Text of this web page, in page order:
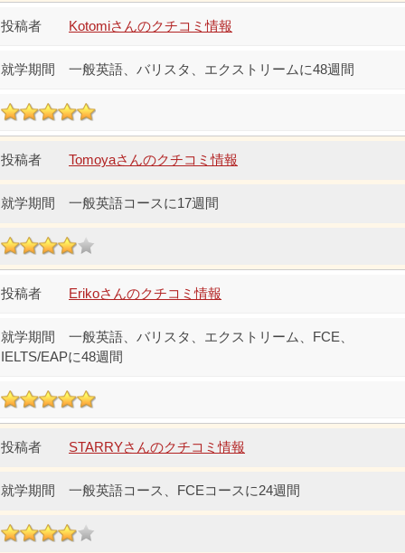
Kotomiさんのクチコミ情報
一般英語、バリスタ、エクストリームに48週間
Tomoyaさんのクチコミ情報
一般英語コースに17週間
Erikoさんのクチコミ情報
一般英語、バリスタ、エクストリーム、FCE、
IELTS/EAPに48週間
STARRYさんのクチコミ情報
一般英語コース、FCEコースに24週間